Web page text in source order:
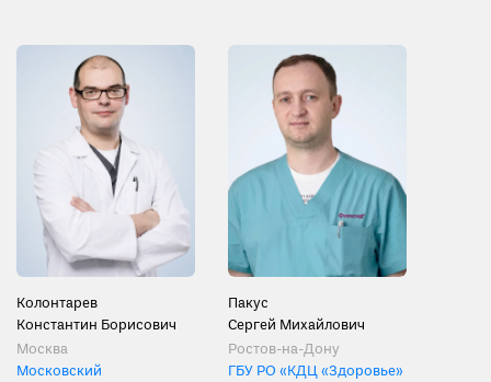
Колонтарев
Константин Борисович
Москва
Московский
Пакус
Сергей Михайлович
Ростов-на-Дону
ГБУ РО «КДЦ «Здоровье»